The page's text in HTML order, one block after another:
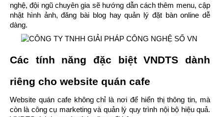
nghệ, đội ngũ chuyên gia sẽ hướng dẫn cách thêm menu, cập
nhật hình ảnh, đăng bài blog hay quản lý đặt bàn online dễ
dàng.
Các tính năng đặc biệt VNDTS dành
riêng cho website quán cafe
Website quán cafe không chỉ là nơi để hiển thị thông tin, mà
còn là công cụ marketing và quản lý quy trình nội bộ hiệu quả.